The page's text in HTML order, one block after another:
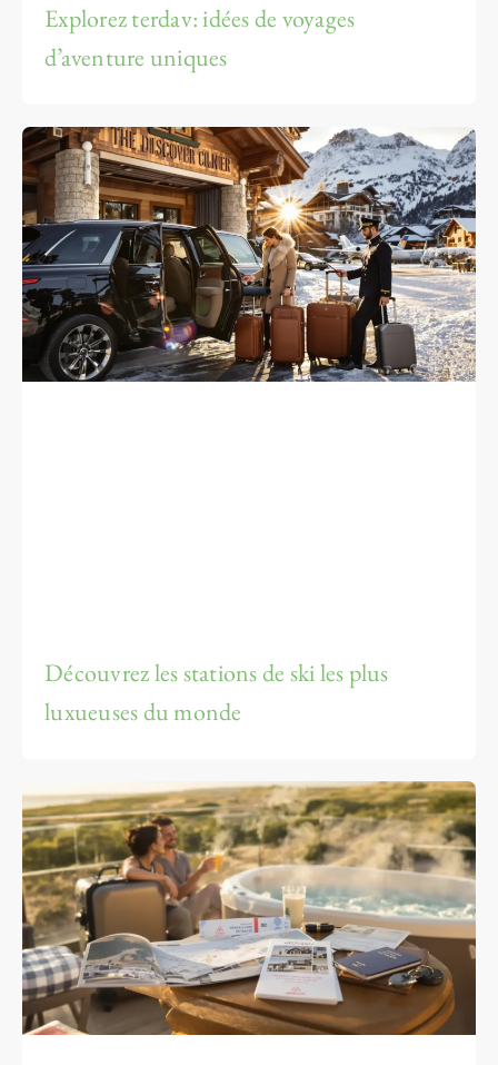
Explorez terdav: idées de voyages
d’aventure uniques
Découvrez les stations de ski les plus
luxueuses du monde